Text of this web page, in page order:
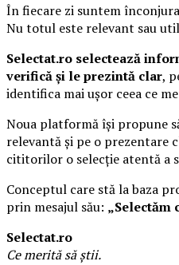
În fiecare zi suntem
Nu totul este relevant sau
Selectat.ro selectează
verifică și le prezintă clar,
identifica mai ușor ceea ce
Noua platformă își propune
relevantă și pe o prezentare
cititorilor o selecție atentă a
Conceptul care stă la baza
prin mesajul său: „Selectăm
Selectat.ro
Ce merită să știi.